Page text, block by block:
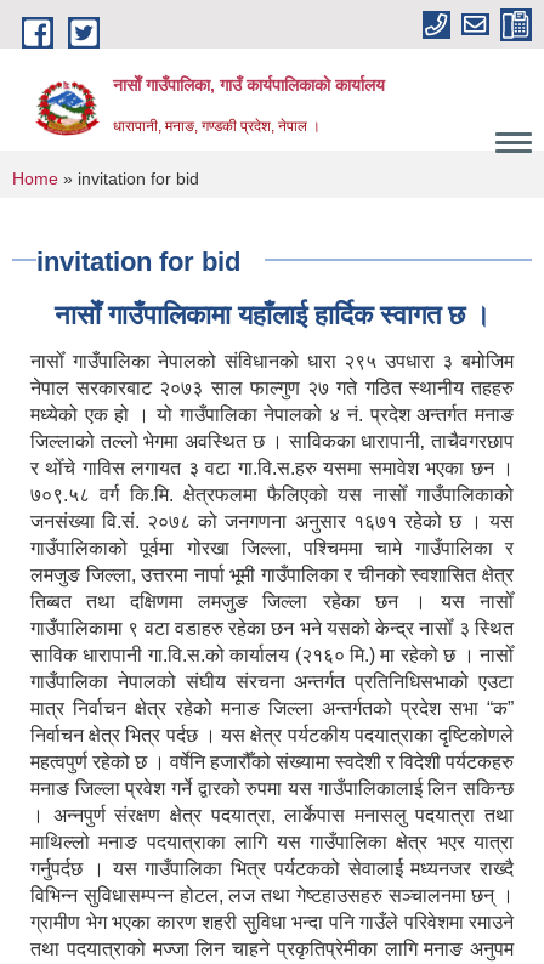
Skip to main content
नासाेँ गाउँपालिका, गाउँ कार्यपालिकाकाे कार्यालय
धारापानी, मनाङ, गण्डकी प्रदेश, नेपाल ।
You are here
Home » invitation for bid
invitation for bid
नासाेँ गाउँपालिकामा यहाँलाई हार्दिक स्वागत छ ।
नासोँ गाउँपालिका नेपालको संविधानको धारा २९५ उपधारा ३ बमोजिम
नेपाल सरकारबाट २०७३ साल फाल्गुण २७ गते गठित स्थानीय तहहरु
मध्येको एक हो । यो गाउँपालिका नेपालको ४ नं. प्रदेश अन्तर्गत मनाङ
जिल्लाको तल्लो भेगमा अवस्थित छ । साविकका धारापानी‚ ताचैवगरछाप
र थोँचे गाविस लगायत ३ वटा गा.वि.स.हरु यसमा समावेश भएका छन ।
७०९.५८ वर्ग कि.मि. क्षेत्रफलमा फैलिएको यस नासोँ गाउँपालिकाको
जनसंख्या वि.सं. २०७८ को जनगणना अनुसार १६७१ रहेको छ । यस
गाउँपालिकाको पूर्वमा गोरखा जिल्ला, पश्चिममा चामे गाउँपालिका र
लमजुङ जिल्ला, उत्तरमा नार्पा भूमी गाउँपालिका र चीनको स्वशासित क्षेत्र
तिब्बत तथा दक्षिणमा लमजुङ जिल्ला रहेका छन । यस नासोँ
गाउँपालिकामा ९ वटा वडाहरु रहेका छन भने यसको केन्द्र नासोँ ३ स्थित
साविक धारापानी गा.वि.स.को कार्यालय (२१६० मि.) मा रहेको छ । नासोँ
गाउँपालिका नेपालको संघीय संरचना अन्तर्गत प्रतिनिधिसभाको एउटा
मात्र निर्वाचन क्षेत्र रहेको मनाङ जिल्ला अन्तर्गतको प्रदेश सभा “क”
निर्वाचन क्षेत्र भित्र पर्दछ । यस क्षेत्र पर्यटकीय पदयात्राका दृष्टिकोणले
महत्वपुर्ण रहेको छ । वर्षेनि हजारौँको संख्यामा स्वदेशी र विदेशी पर्यटकहरु
मनाङ जिल्ला प्रवेश गर्ने द्वारको रुपमा यस गाउँपालिकालाई लिन सकिन्छ
। अन्नपुर्ण संरक्षण क्षेत्र पदयात्रा, लार्केपास मनासलु पदयात्रा तथा
माथिल्लो मनाङ पदयात्राका लागि यस गाउँपालिका क्षेत्र भएर यात्रा
गर्नुपर्दछ । यस गाउँपालिका भित्र पर्यटकको सेवालाई मध्यनजर राख्दै
विभिन्न सुविधासम्पन्न होटल, लज तथा गेष्टहाउसहरु सञ्चालनमा छन् ।
ग्रामीण भेग भएका कारण शहरी सुविधा भन्दा पनि गाउँले परिवेशमा रमाउने
तथा पदयात्राको मज्जा लिन चाहने प्रकृतिप्रेमीका लागि मनाङ अनुपम